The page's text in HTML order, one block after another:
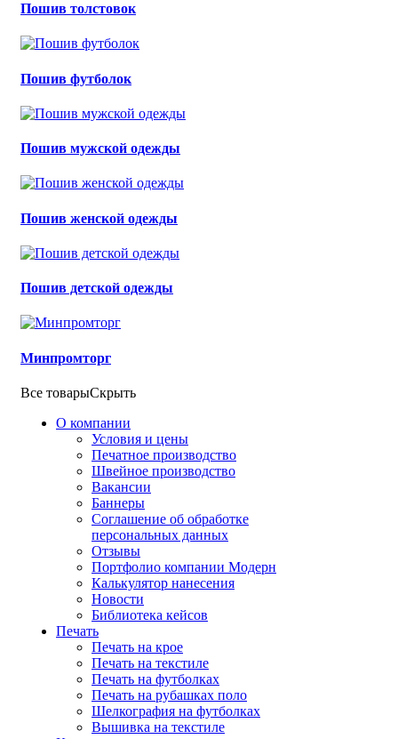
Пошив толстовок
Пошив футболок
Пошив мужской одежды
Пошив женской одежды
Пошив детской одежды
Минпромторг
Все товарыСкрыть
О компании
Условия и цены
Печатное производство
Швейное производство
Вакансии
Баннеры
Соглашение об обработке
персональных данных
Отзывы
Портфолио компании Модерн
Калькулятор нанесения
Новости
Библиотека кейсов
Печать
Печать на крое
Печать на текстиле
Печать на футболках
Печать на рубашках поло
Шелкография на футболках
Вышивка на текстиле